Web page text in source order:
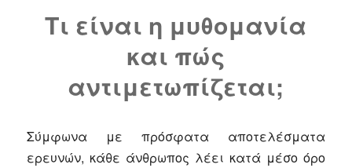
Τι είναι η μυθομανία
και πώς
αντιμετωπίζεται;
Σύμφωνα με πρόσφατα αποτελέσματα
ερευνών, κάθε άνθρωπος λέει κατά μέσο όρο